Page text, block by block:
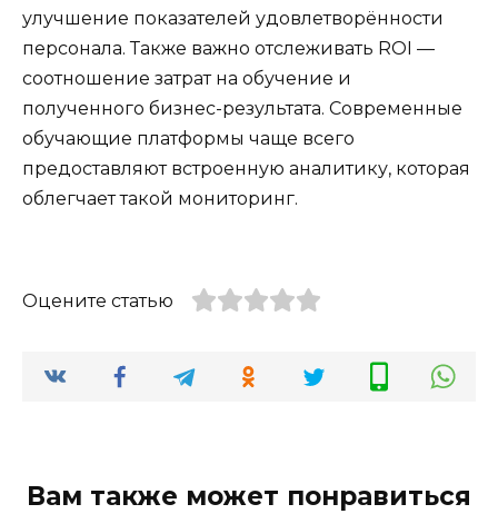
улучшение показателей удовлетворённости
персонала. Также важно отслеживать ROI —
соотношение затрат на обучение и
полученного бизнес-результата. Современные
обучающие платформы чаще всего
предоставляют встроенную аналитику, которая
облегчает такой мониторинг.
Оцените статью
Вам также может понравиться